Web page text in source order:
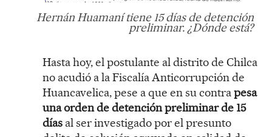
Hernán Huamaní tiene 15 días de detención
preliminar. ¿Dónde está?
Hasta hoy, el postulante al distrito de Chilca
no acudió a la Fiscalía Anticorrupción de
Huancavelica, pese a que en su contrapesa
una orden de detención preliminar de 15
días al ser investigado por el presunto